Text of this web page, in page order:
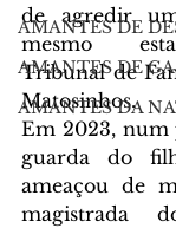
AMANTES DE
AMANTES DE
AMANTES DA
de agredir
Tribunal de
Matosinhos.
Em 2023, num
guarda do
ameaçou de
magistrada